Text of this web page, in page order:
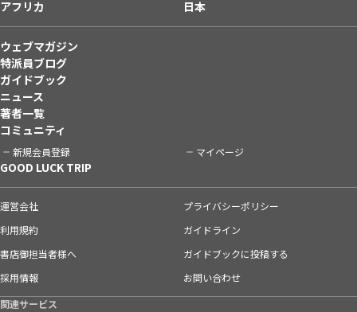
アフリカ
日本
ウェブマガジン
特派員ブログ
ガイドブック
ニュース
著者一覧
コミュニティ
新規会員登録 マイページ
GOOD LUCK TRIP
運営会社
プライバシーポリシー
利用規約
ガイドライン
書店御担当者様へ
ガイドブックに投稿する
採用情報
お問い合わせ
関連サービス